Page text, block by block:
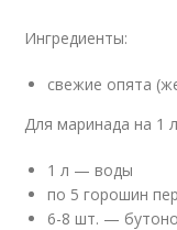
Ингредиенты:
свежие опята
Для маринада на 1
1 л — воды
по 5 горошин
6-8 шт. —